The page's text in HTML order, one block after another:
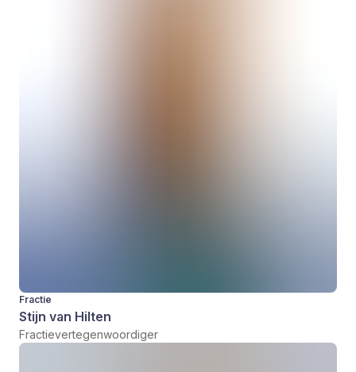
Fractie
Stijn van Hilten
Fractievertegenwoordiger